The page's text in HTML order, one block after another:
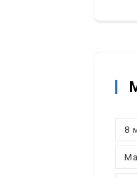
8